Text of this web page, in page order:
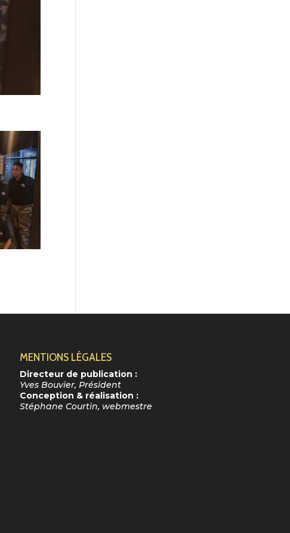
MENTIONS LÉGALES
Directeur de publication :
Yves Bouvier, Président
Conception & réalisation :
Stéphane Courtin, webmestre